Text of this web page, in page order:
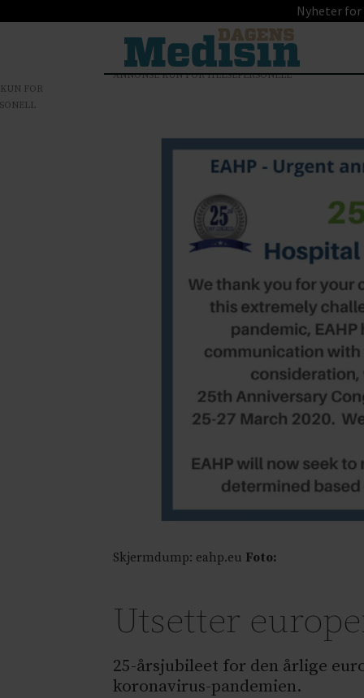
Nyheter
ANNONSE KUN FOR HELSEPERSONELL
Skjermdump: eahp.eu Foto:
Utsetter
25-årsjubileet for den årlige
koronavirus-pandemien.
FOR